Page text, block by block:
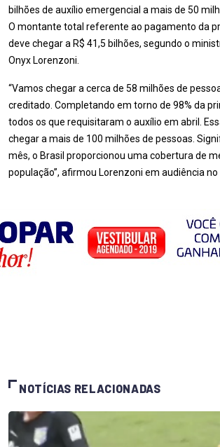
bilhões de auxílio emergencial a mais de 50
O montante total referente ao pagamento da
deve chegar a R$ 41,5 bilhões, segundo o
Onyx Lorenzoni.
“Vamos chegar a cerca de 58 milhões de
creditado. Completando em torno de 98% da
todos os que requisitaram o auxílio em abril.
chegar a mais de 100 milhões de pessoas.
mês, o Brasil proporcionou uma cobertura de
população”, afirmou Lorenzoni em audiência no
NOTÍCIAS RELACIONADAS